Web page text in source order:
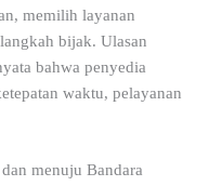
memilih layanan
bijak. Ulasan
bahwa penyedia
waktu, pelayanan
menuju Bandara